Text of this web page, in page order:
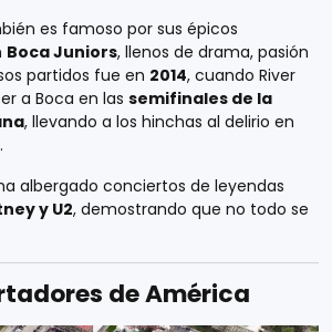
es famoso por sus épicos
Boca Juniors, llenos de drama, pasión
partidos fue en 2014, cuando River
a Boca en las semifinales de la
, llevando a los hinchas al delirio en
.
albergado conciertos de leyendas
y U2, demostrando que no todo se
de América